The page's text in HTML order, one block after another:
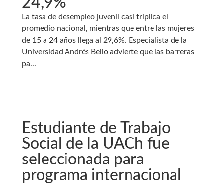
La tasa de desempleo juvenil casi triplica el
promedio nacional, mientras que entre las mujeres
de 15 a 24 años llega al 29,6%. Especialista de la
Universidad Andrés Bello advierte que las barreras
pa...
Estudiante de Trabajo
Social de la UACh fue
seleccionada para
programa internacional